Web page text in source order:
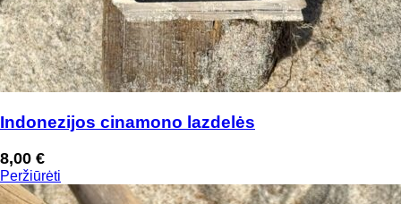
Indonezijos cinamono lazdelės
8,00 €
Peržiūrėti